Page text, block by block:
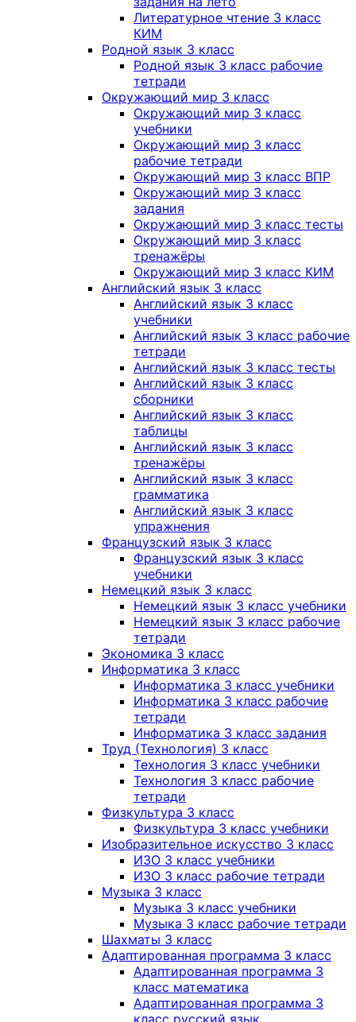
Литературное чтение 3 класс
КИМ
Родной язык 3 класс
Родной язык 3 класс рабочие
тетради
Окружающий мир 3 класс
Окружающий мир 3 класс
учебники
Окружающий мир 3 класс
рабочие тетради
Окружающий мир 3 класс ВПР
Окружающий мир 3 класс
задания
Окружающий мир 3 класс тесты
Окружающий мир 3 класс
тренажёры
Окружающий мир 3 класс КИМ
Английский язык 3 класс
Английский язык 3 класс
учебники
Английский язык 3 класс рабочие
тетради
Английский язык 3 класс тесты
Английский язык 3 класс
сборники
Английский язык 3 класс
таблицы
Английский язык 3 класс
тренажёры
Английский язык 3 класс
грамматика
Английский язык 3 класс
упражнения
Французский язык 3 класс
Французский язык 3 класс
учебники
Немецкий язык 3 класс
Немецкий язык 3 класс учебники
Немецкий язык 3 класс рабочие
тетради
Экономика 3 класс
Информатика 3 класс
Информатика 3 класс учебники
Информатика 3 класс рабочие
тетради
Информатика 3 класс задания
Труд (Технология) 3 класс
Технология 3 класс учебники
Технология 3 класс рабочие
тетради
Физкультура 3 класс
Физкультура 3 класс учебники
Изобразительное искусство 3 класс
ИЗО 3 класс учебники
ИЗО 3 класс рабочие тетради
Музыка 3 класс
Музыка 3 класс учебники
Музыка 3 класс рабочие тетради
Шахматы 3 класс
Адаптированная программа 3 класс
Адаптированная программа 3
класс математика
Адаптированная программа 3
класс русский язык